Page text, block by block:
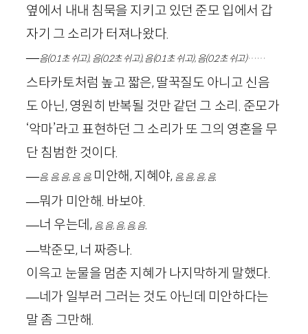
옆에서 내내 침묵을 지키고 있던 준모 입에서 갑
자기 그 소리가 터져나왔다.
—음(0.1초 쉬고), 음(0.2초 쉬고), 음(0.1초 쉬고), 음(0.2초 쉬고)……
스타카토처럼 높고 짧은, 딸꾹질도 아니고 신음
도 아닌, 영원히 반복될 것만 같던 그 소리. 준모가
‘악마’라고 표현하던 그 소리가 또 그의 영혼을 무
단 침범한 것이다.
—음, 음, 음, 음, 음,미안해, 지혜야, 음, 음, 음, 음.
—뭐가 미안해. 바보야.
—너 우는데, 음, 음, 음, 음, 음.
—박준모, 너 짜증나.
이윽고 눈물을 멈춘 지혜가 나지막하게 말했다.
—네가 일부러 그러는 것도 아닌데 미안하다는
말 좀 그만해.